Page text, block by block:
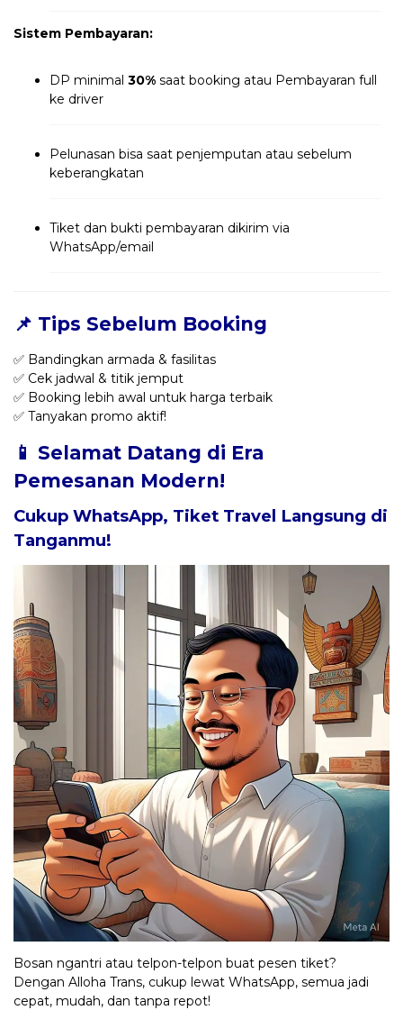
Sistem Pembayaran:
DP minimal 30% saat booking atau Pembayaran full
ke driver
Pelunasan bisa saat penjemputan atau sebelum
keberangkatan
Tiket dan bukti pembayaran dikirim via
WhatsApp/email
📌 Tips Sebelum Booking
✅ Bandingkan armada & fasilitas
✅ Cek jadwal & titik jemput
✅ Booking lebih awal untuk harga terbaik
✅ Tanyakan promo aktif!
📱 Selamat Datang di Era
Pemesanan Modern!
Cukup WhatsApp, Tiket Travel Langsung di
Tanganmu!
Bosan ngantri atau telpon-telpon buat pesen tiket?
Dengan Alloha Trans, cukup lewat WhatsApp, semua jadi
cepat, mudah, dan tanpa repot!